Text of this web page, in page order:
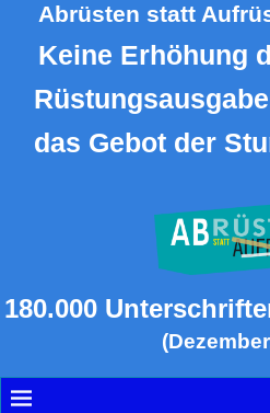
Abrüsten statt
Keine Erhöhung
das Gebot der
180.000